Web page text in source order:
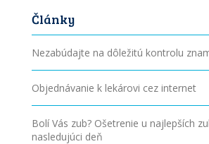
Články
Nezabúdajte na dôležitú kontrolu
Objednávanie k lekárovi cez internet
Bolí Vás zub? Ošetrenie u najlepších
nasledujúci deň